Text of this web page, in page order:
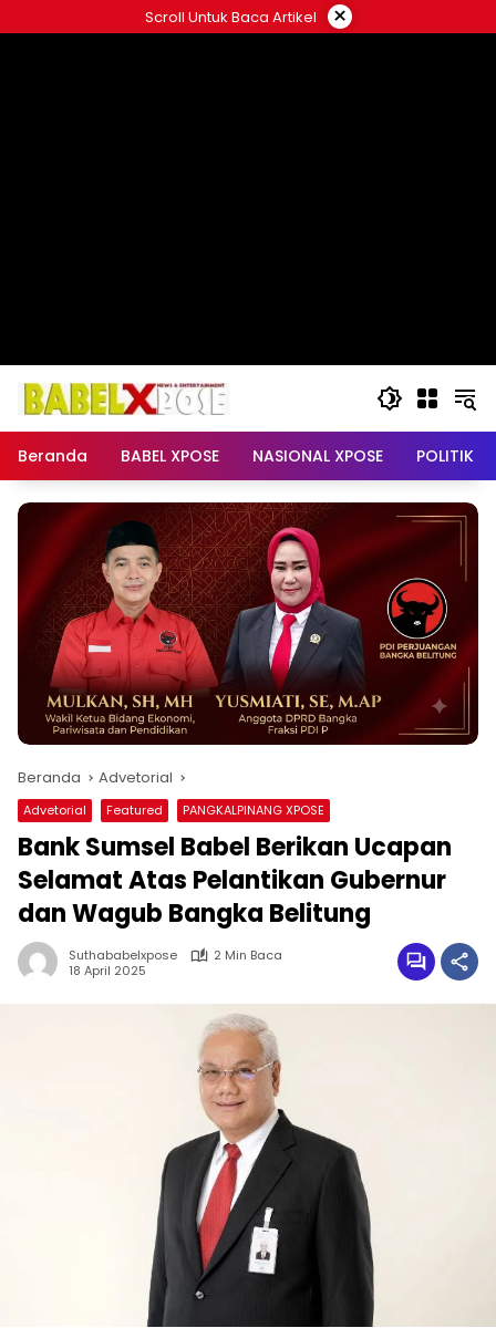
ke
Scroll Untuk Baca Artikel ×
Beranda BABEL XPOSE NASIONAL XPOSE POLITIK
Beranda Advetorial
Advetorial Featured PANGKALPINANG XPOSE
Bank Sumsel Babel Berikan Ucapan
Selamat Atas Pelantikan Gubernur
dan Wagub Bangka Belitung
Suthababelxpose
2 Min Baca
18 April 2025